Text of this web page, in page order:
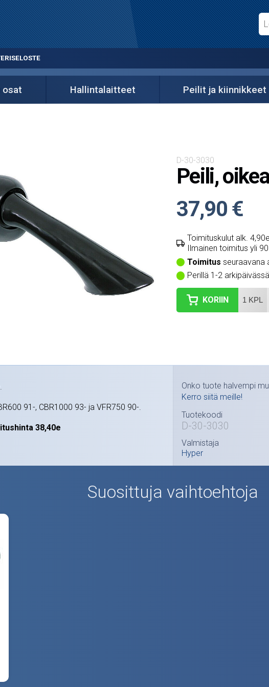
osat Hallintalaitteet Peilit ja kiinnikkeet
D-30-3030
Peili,
37,90 €
Toimituskulut alk. 4,90e
Ilmainen toimitus yli
Toimitus seuraavana
Perillä 1-2 arkipäivässä
KORIIN
91-, CBR1000 93- ja VFR750 90-.
38,40e
Onko tuote halvempi
Kerro siitä meille!
Tuotekoodi
D-30-3030
Valmistaja
Hyper
Suosittuja vaihtoehtoja